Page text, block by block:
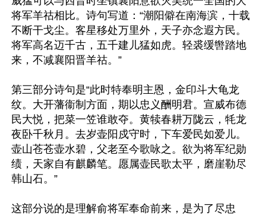
将军羊祜相比。诗句写道：“潮阳僻在南海滨，十载
不断干戈尘。客星移处万里外，天子亦念遐方民。
将军高名迈千古，五千建儿猛如虎。轻裘缓辔踏地
来，不减襄阳晋羊祜。”
第三部分诗句是“此时特奉明主恩，金印斗大龟龙
纹。大开藩衞制方面，期以忠义酬明君。宣威布德
民大悦，把菜一笠谁敢夺。黄犊春耕万陇云，牦龙
夜卧千秋月。去岁壶阳戍守时，下车爱民如爱儿。
壶山苍苍壶水碧，父老至今歌咏之。欲为将军纪勋
绩，天家自有麒麟笔。愿属壶民歌太平，磨崖勒尽
韩山石。”
这部分说的是理解俞将军奉命前来，是为了尽忠